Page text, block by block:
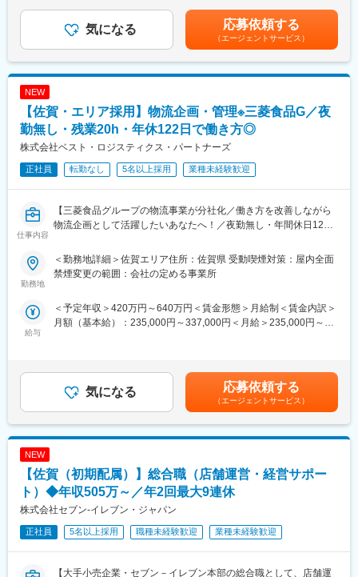
また、全従業員が健康で生き生きと働ける会社を目指し、『健康
経営優良法人』認定取得に取組んでいます。
変更の範囲：会社の定める業務
■業務詳細：
・発注業務
・その他付随する業務
今後はダイレクトクラウドやスケジューラなど仕組みの導入を検
討しております（MCframe、Asprova）。
■組織構成：
■やりがい：
製造業である当社にとって製造管理部は要の部署です。市況も見
いくことはもちろん、適正なタイミング・適正な価格での取引を
追求していくスキルが求められます。また、実務に慣れてきたら
早くとれる組織にするためのデータの可視化など、よりレベルの
高い生産実行を実現するため、成長していきたいと思っていま
目については意見をどんどん出し合っていきたいと考えていま
す。
■企業特徴：
を満たす工場から生み出される商品の確かな品質と製造技術、低
コストを可能にする徹底した原価管理、また製造と運営がバラン
スよく連携をとっている点が強みです。
変更の範囲：会社の定める業務
はあくまでも目安の金額であり、選考を通じて変動する可能性が
あります。※上記に加え対象者には住宅手当・家族手当を別途支給
します。■賞与：年2回■給与改定：年1回賃金はあくまでも目安の
金額であり、選考を通じて上下する可能性があります。月給(月額)
は固定手当を含めた表記です。
気になる 応募依頼する
（エージェントサービス）
NEW
【佐賀・エリア採用】物流企画・管理※三菱食品G／夜
勤無し・残業20h・年休122日で働き方◎
株式会社ベスト・ロジスティクス・パートナーズ
正社員 転勤なし 5名以上採用 業種未経験歓迎
仕事内容
【三菱食品グループの物流事業が分社化／働き方を改善しながら
物流企画として活躍したいあなたへ！／夜勤無し・年間休日122
■募集背景：
ます。
全国約400拠点の物流網を活かし、さらなる効率化と収益化を目
拠点運営の実態を的確に捉えた改善活動（生産性改善・コスト改
善・物流課題に対する取り組み等）や損益管理といったセンター
運営全般を通じて、サプライチェーン最適化に取り組むポジショ
ンです。
・物流センターの運営管理（配送・在庫・ロケーションなど）
・全国フルライン物流網を活用したSCM構築
・生産性・コスト改善、損益管理などのセンター運営全般
※荷役・配送業務は外部パートナー企業に委託しています。
■キャリアパス・評価制度：
・JOB型人事制度を導入し、年次に関係なく評価される環境が整
っています。
どへのキャリア展開も可能です。
勤務地
＜勤務地詳細＞佐賀エリア住所：佐賀県 受動喫煙対策：屋内全面
禁煙変更の範囲：会社の定める事業所
給与
＜予定年収＞420万円～640万円＜賃金形態＞月給制＜賃金内訳＞
月額（基本給）：235,000円～337,000円＜月給＞235,000円～
があります。月給(月額)は固定手当を含めた表記です。
気になる 応募依頼する
（エージェントサービス）
NEW
【佐賀（初期配属）】総合職（店舗運営・経営サポー
ト）◆年収505万～／年2回最大9連休
株式会社セブン-イレブン・ジャパン
正社員 5名以上採用 職種未経験歓迎 業種未経験歓迎
【大手小売企業・セブン－イレブン本部の総合職として、店舗運